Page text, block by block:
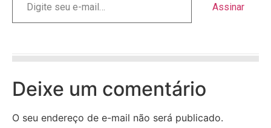
Assinar
Deixe um comentário
O seu endereço de e-mail não será publicado.